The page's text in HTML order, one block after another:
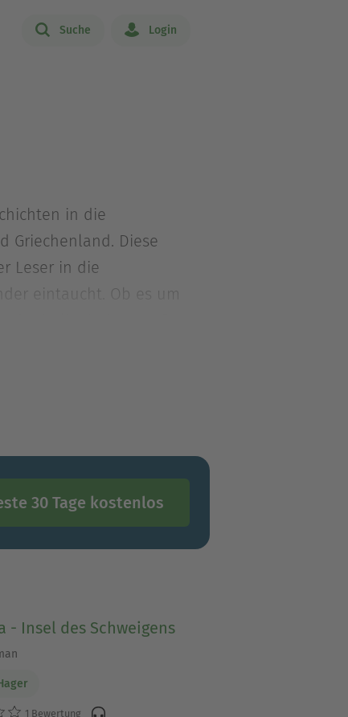
Suche Login
in die
Griechenland. Diese
Leser in die
eintaucht. Ob es um
Lass dich von
30 Tage kostenlos
- Insel des Schweigens
1 Bewertung